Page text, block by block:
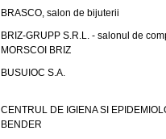
BRASCO, salon de bijuterii
BRIZ-GRUPP S.R.L. - salonul de
MORSCOI BRIZ
BUSUIOC S.A.
CENTRUL DE IGIENA SI
BENDER